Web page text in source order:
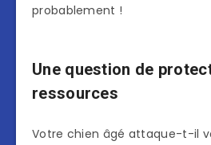
probablement !
Une question de
ressources
Votre chien âgé attaque-t-il